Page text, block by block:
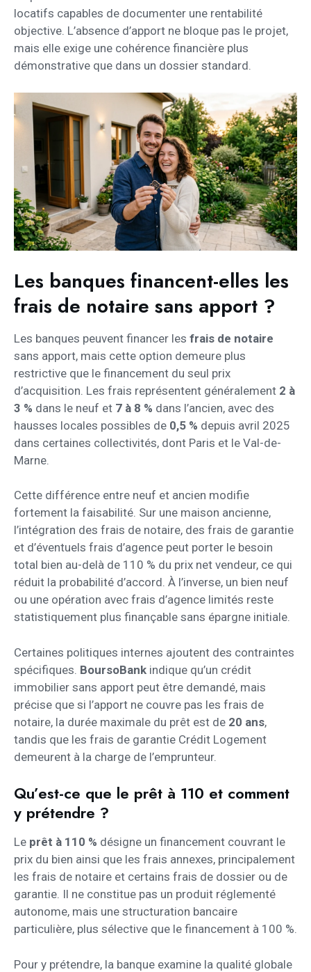
locatifs capables de documenter une rentabilité
objective. L’absence d’apport ne bloque pas le projet,
mais elle exige une cohérence financière plus
démonstrative que dans un dossier standard.
Les banques financent-elles les
frais de notaire sans apport ?
Les banques peuvent financer les frais de notaire
sans apport, mais cette option demeure plus
restrictive que le financement du seul prix
d’acquisition. Les frais représentent généralement 2 à
3 % dans le neuf et 7 à 8 % dans l’ancien, avec des
hausses locales possibles de 0,5 % depuis avril 2025
dans certaines collectivités, dont Paris et le Val-de-
Marne.
Cette différence entre neuf et ancien modifie
fortement la faisabilité. Sur une maison ancienne,
l’intégration des frais de notaire, des frais de garantie
et d’éventuels frais d’agence peut porter le besoin
total bien au-delà de 110 % du prix net vendeur, ce qui
réduit la probabilité d’accord. À l’inverse, un bien neuf
ou une opération avec frais d’agence limités reste
statistiquement plus finançable sans épargne initiale.
Certaines politiques internes ajoutent des contraintes
spécifiques. BoursoBank indique qu’un crédit
immobilier sans apport peut être demandé, mais
précise que si l’apport ne couvre pas les frais de
notaire, la durée maximale du prêt est de 20 ans,
tandis que les frais de garantie Crédit Logement
demeurent à la charge de l’emprunteur.
Qu’est-ce que le prêt à 110 et comment
y prétendre ?
Le prêt à 110 % désigne un financement couvrant le
prix du bien ainsi que les frais annexes, principalement
les frais de notaire et certains frais de dossier ou de
garantie. Il ne constitue pas un produit réglementé
autonome, mais une structuration bancaire
particulière, plus sélective que le financement à 100 %.
Pour y prétendre, la banque examine la qualité globale